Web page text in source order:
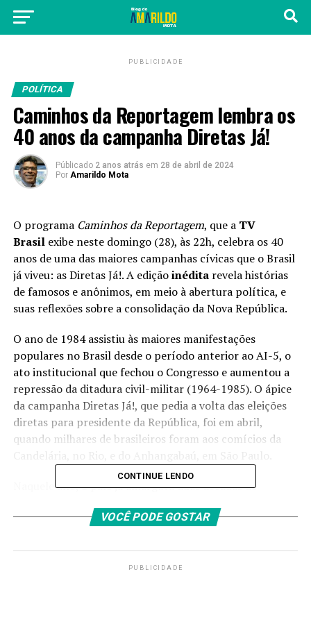
PUBLICIDADE
POLÍTICA
Caminhos da Reportagem lembra os
40 anos da campanha Diretas Já!
Públicado 2 anos atrás em 28 de abril de 2024
Por Amarildo Mota
O programa Caminhos da Reportagem, que a TV
Brasilexibe neste domingo (28), às 22h, celebra os 40
anos de uma das maiores campanhas cívicas que o Brasil
já viveu: as Diretas Já!. A ediçãoinéditarevela histórias
de famosos e anônimos, em meio à abertura política, e
suas reflexões sobre a consolidação da Nova República.
O ano de 1984 assistiu às maiores manifestações
populares no Brasil desde o período anterior ao AI-5, o
ato institucional que fechou o Congresso e aumentou a
repressão da ditadura civil-militar (1964-1985). O ápice
da campanha Diretas Já!, que pedia a volta das eleições
diretas para presidente da República, foi em abril,
quando milhares de brasileiros foram aos comícios da
Naquele ano, o país já amargava duas décadas de
gradual e segura” iniciada no governo Geisel (1974-
presos e perseguidos políticos em 1979, no governo
Figueiredo (1979-1985).
CONTINUE LENDO
VOCÊ PODE GOSTAR
PUBLICIDADE